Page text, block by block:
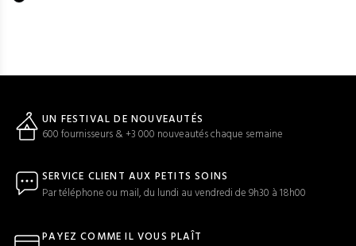
UN FESTIVAL DE NOUVEAUTÉS
600 fournisseurs & +3 000 nouveautés chaque semaine
SERVICE CLIENT AUX PETITS SOINS
Par téléphone ou mail, du lundi au vendredi de 9h30 à 18h00
PAYEZ COMME IL VOUS PLAÎT